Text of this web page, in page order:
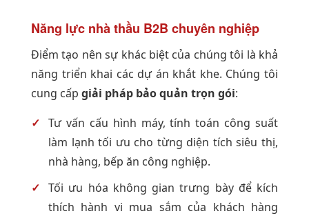
Năng lực nhà thầu B2B chuyên nghiệp
Điểm tạo nên sự khác biệt của chúng tôi là khả
năng triển khai các dự án khắt khe. Chúng tôi
cung cấp giải pháp bảo quản trọn gói:
Tư vấn cấu hình máy, tính toán công suất
làm lạnh tối ưu cho từng diện tích siêu thị,
nhà hàng, bếp ăn công nghiệp.
Tối ưu hóa không gian trưng bày để kích
thích hành vi mua sắm của khách hàng